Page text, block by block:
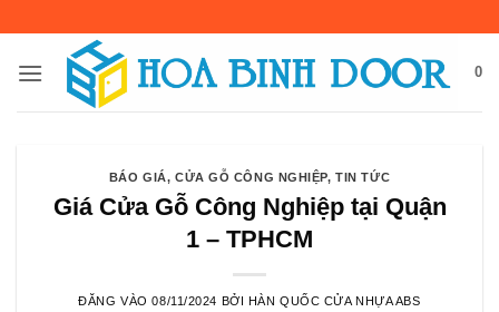
nội
0
BÁO GIÁ, CỬA GỖ CÔNG NGHIỆP,TIN TỨC
Giá Cửa Gỗ Công Nghiệp tại Quận
1 – TPHCM
ĐĂNG VÀO08/11/2024 BỞI HÀN QUỐC CỬA NHỰA ABS